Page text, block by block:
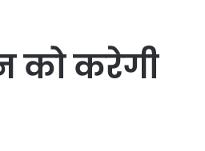
को करेगी